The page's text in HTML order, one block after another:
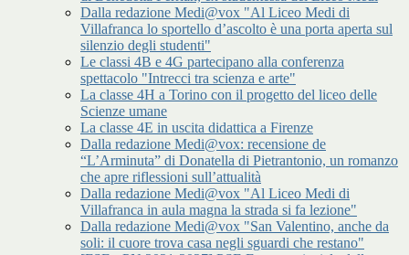
Dalla redazione Medi@vox "Al Liceo Medi di
Villafranca lo sportello d’ascolto è una porta aperta sul
silenzio degli studenti"
Le classi 4B e 4G partecipano alla conferenza
spettacolo "Intrecci tra scienza e arte"
La classe 4H a Torino con il progetto del liceo delle
Scienze umane
La classe 4E in uscita didattica a Firenze
Dalla redazione Medi@vox: recensione de
“L’Arminuta” di Donatella di Pietrantonio, un romanzo
che apre riflessioni sull’attualità
Dalla redazione Medi@vox "Al Liceo Medi di
Villafranca in aula magna la strada si fa lezione"
Dalla redazione Medi@vox "San Valentino, anche da
soli: il cuore trova casa negli sguardi che restano"